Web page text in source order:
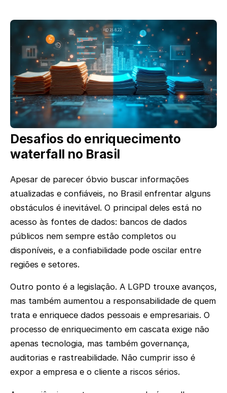
Desafios do enriquecimento
waterfall no Brasil
Apesar de parecer óbvio buscar informações
atualizadas e confiáveis, no Brasil enfrentar alguns
obstáculos é inevitável. O principal deles está no
acesso às fontes de dados: bancos de dados
públicos nem sempre estão completos ou
disponíveis, e a confiabilidade pode oscilar entre
regiões e setores.
Outro ponto é a legislação. A LGPD trouxe avanços,
mas também aumentou a responsabilidade de quem
trata e enriquece dados pessoais e empresariais. O
processo de enriquecimento em cascata exige não
apenas tecnologia, mas também governança,
auditorias e rastreabilidade. Não cumprir isso é
expor a empresa e o cliente a riscos sérios.